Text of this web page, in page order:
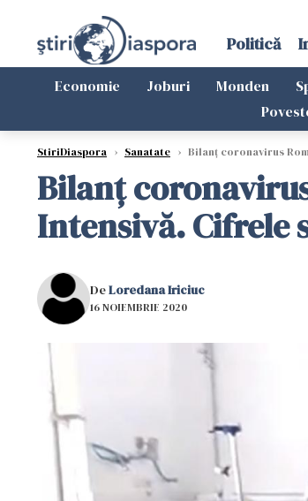
Politică
Economie Joburi Monden
StiriDiaspora › Sanatate › Bilanț coronavirus
Bilanț
Intensivă. Cifrele
DeLoredana Iriciuc
16 NOIEMBRIE 2020